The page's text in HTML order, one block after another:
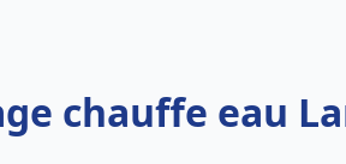
chauffe eau